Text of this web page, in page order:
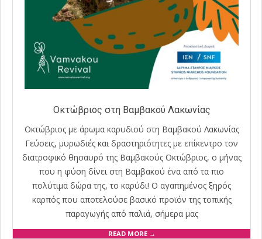
Οκτώβριος στη Βαμβακού Λακωνίας
Οκτώβριος με άρωμα καρυδιού στη Βαμβακού Λακωνίας
Γεύσεις, μυρωδιές και δραστηριότητες με επίκεντρο τον
διατροφικό θησαυρό της Βαμβακούς Οκτώβριος, ο μήνας
που η φύση δίνει στη Βαμβακού ένα από τα πιο
πολύτιμα δώρα της, το καρύδι! Ο αγαπημένος ξηρός
καρπός που αποτελούσε βασικό προϊόν της τοπικής
παραγωγής από παλιά, σήμερα μας
READ MORE →